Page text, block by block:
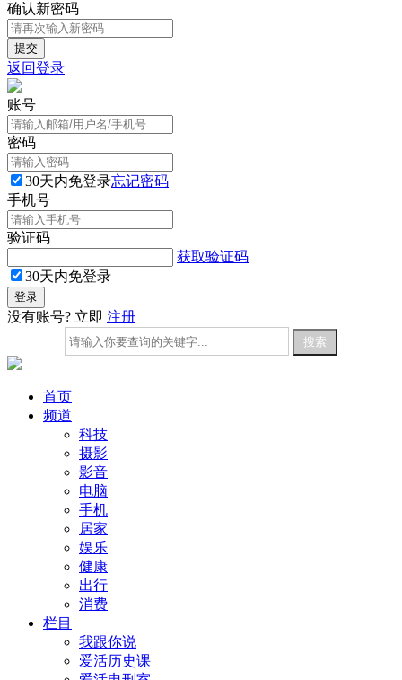
确认新密码
返回登录
账号
密码
30天内免登录忘记密码
手机号
验证码
获取验证码
30天内免登录
没有账号? 立即 注册
首页
频道
科技
摄影
影音
电脑
手机
居家
娱乐
健康
出行
消费
栏目
我跟你说
爱活历史课